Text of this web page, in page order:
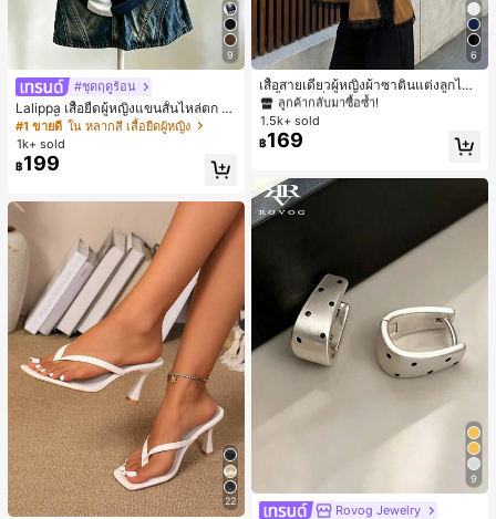
9
#ชุดฤดูร้อน
Lalippa เสื้อยืดผู้หญิงแขนสั้นไหล่ตก ค
อวีปกเสื้อ ลายพิมพ์ดิจิทัลลายทาง สไตล์
สปอร์ตแฟชั่นมินิมอล ของขวัญสำหรับเ
พื่อน
#1 ขายดี ใน หลากสี เสื้อยืดผู้หญิง
1k+ sold
฿199
22
6
เสื้อสายเดี่ยวผู้หญิงผ้าซาตินแต่งลูกไม้
- เสื้อสายเดี่ยวฤดูร้อนสีคากีมีรอยผ่าด้า
นข้างที่น่าดึงดูดแบบสบายๆ
#1 ขายดี
ใน สีกากี เสื้อสตรี เสื้อเบลาส์ & Tee
ลูกค้ากลับมาซื้อซ้ำ!
#1 ขายดี
ใน สีกากี เสื้อสตรี เสื้อเบลาส์ & Tee
ลูกค้ากลับมาซื้อซ้ำ!
#1 ขายดี
ใน สีกากี เสื้อสตรี เสื้อเบลาส์ & Tee
ลูกค้ากลับมาซื้อซ้ำ!
#1 ขายดี
ลูกค้ากลับมาซื้อซ้ำ!
1.5k+ sold
฿169
9
Rovog Jewelry